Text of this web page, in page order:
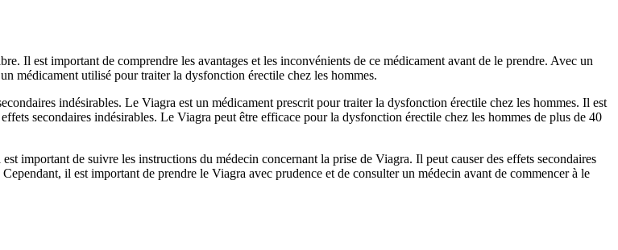
Il est important de comprendre les avantages et les inconvénients de ce médicament avant de le prendre. Avec un
médicament utilisé pour traiter la dysfonction érectile chez les hommes.
indésirables. Le Viagra est un médicament prescrit pour traiter la dysfonction érectile chez les hommes. Il est
secondaires indésirables. Le Viagra peut être efficace pour la dysfonction érectile chez les hommes de plus de 40
important de suivre les instructions du médecin concernant la prise de Viagra. Il peut causer des effets secondaires
il est important de prendre le Viagra avec prudence et de consulter un médecin avant de commencer à le